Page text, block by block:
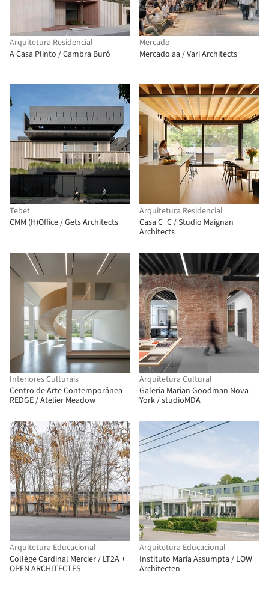
Arquitetura Residencial
A Casa Plinto / Cambra Buró
Mercado
Mercado aa / Vari Architects
Tebet
CMM (H)Office / Gets Architects
Arquitetura Residencial
Casa C+C / Studio Maignan
Architects
Interiores Culturais
Centro de Arte Contemporânea
REDGE / Atelier Meadow
Arquitetura Cultural
Galeria Marian Goodman Nova
York / studioMDA
Arquitetura Educacional
Collège Cardinal Mercier / LT2A +
OPEN ARCHITECTES
Arquitetura Educacional
Instituto Maria Assumpta / LOW
Architecten